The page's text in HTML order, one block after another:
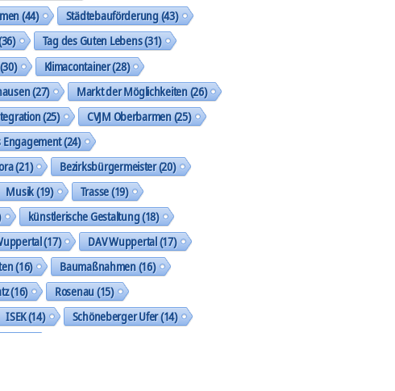
(44) Städtebauförderung(43)
Tag des Guten Lebens(31)
Klimacontainer(28)
(27) Markt der Möglichkeiten(26)
(25) CVJM Oberbarmen(25)
Engagement(24)
(21) Bezirksbürgermeister(20)
Musik(19) Trasse(19)
künstlerische Gestaltung(18)
(17) DAV Wuppertal(17)
(16) Baumaßnahmen(16)
(16) Rosenau(15)
ISEK(14) Schöneberger Ufer(14)